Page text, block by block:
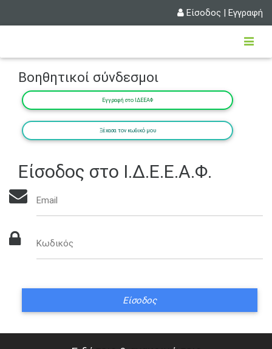
Είσοδος | Εγγραφή
Βοηθητικοί σύνδεσμοι
Εγγραφή στο ΙΔΕΕΑΦ
Ξέχασα τον κωδικό μου
Είσοδος στο Ι.Δ.Ε.Ε.Α.Φ.
Email
Κωδικός